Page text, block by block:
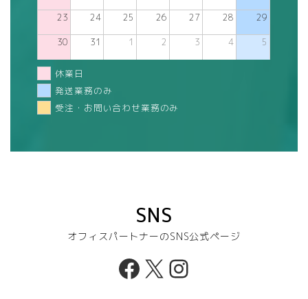
23 24 25 26 27 28 29
30 31 1 2 3 4 5
休業日
発送業務のみ
受注・お問い合わせ業務のみ
SNS
オフィスパートナーのSNS公式ページ
Facebook
X Instagram